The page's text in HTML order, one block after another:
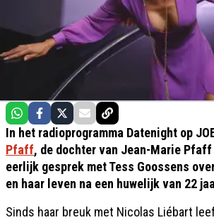
In het radioprogramma Datenight op
Pfaff, de dochter van Jean-Marie Pfaff
eerlijk gesprek met Tess Goossens
en haar leven na een huwelijk van 22
Sinds haar breuk met Nicolas Liébart